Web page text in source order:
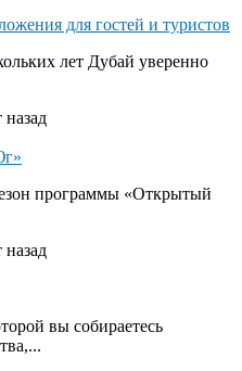
для гостей и туристов
лет Дубай уверенно
программы «Открытый
вы собираетесь